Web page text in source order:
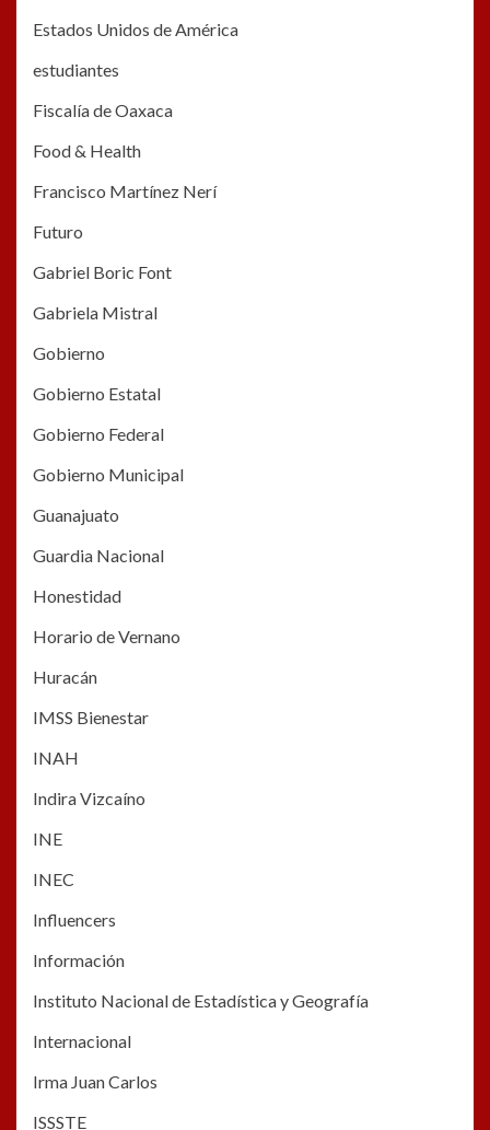
Estados Unidos de América
estudiantes
Fiscalía de Oaxaca
Food & Health
Francisco Martínez Nerí
Futuro
Gabriel Boric Font
Gabriela Mistral
Gobierno
Gobierno Estatal
Gobierno Federal
Gobierno Municipal
Guanajuato
Guardia Nacional
Honestidad
Horario de Vernano
Huracán
IMSS Bienestar
INAH
Indira Vizcaíno
INE
INEC
Influencers
Información
Instituto Nacional de Estadística y Geografía
Internacional
Irma Juan Carlos
ISSSTE